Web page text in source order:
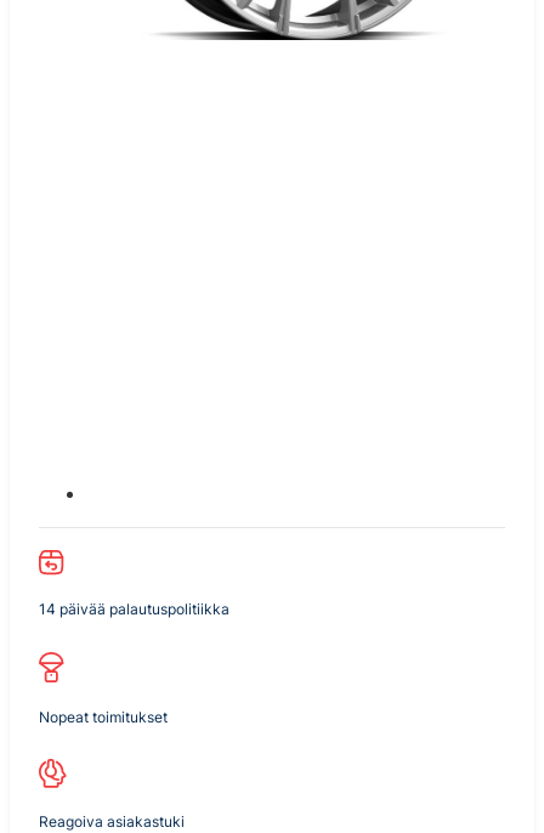
14 päivää palautuspolitiikka
Nopeat toimitukset
Reagoiva asiakastuki